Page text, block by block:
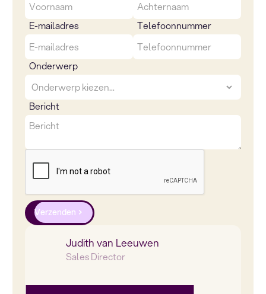
Judith van Leeuwen
Sales Director
E-mailadres Telefoonnummer
Onderwerp
Bericht
Verzenden